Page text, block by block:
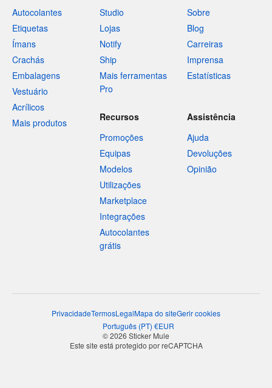
Autocolantes
Etiquetas
Ímans
Crachás
Embalagens
Vestuário
Acrílicos
Mais produtos
Studio
Lojas
Notify
Ship
Mais ferramentas
Pro
Sobre
Blog
Carreiras
Imprensa
Estatísticas
Recursos
Promoções
Equipas
Modelos
Utilizações
Marketplace
Integrações
Autocolantes
grátis
Assistência
Ajuda
Devoluções
Opinião
PrivacidadeTermosLegalMapa do siteGerir cookies
Português (PT) €EUR
© 2026 Sticker Mule
Este site está protegido por reCAPTCHA